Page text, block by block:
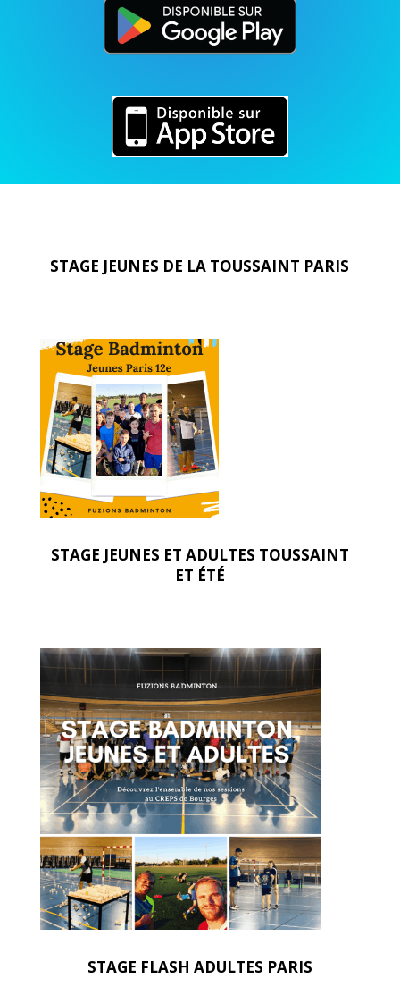
STAGE JEUNES DE LA TOUSSAINT PARIS
STAGE JEUNES ET ADULTES TOUSSAINT
ET ÉTÉ
STAGE FLASH ADULTES PARIS